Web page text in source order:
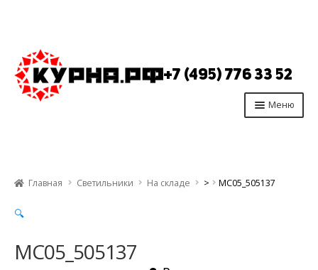
Перейти
к
навигации
Перейти
к
содержимому
+7 (495) 776 33 52
Меню
Производство
Опт
Отзывы
Главная Светильники На складе > МС05_505137
🔍
МС05_505137